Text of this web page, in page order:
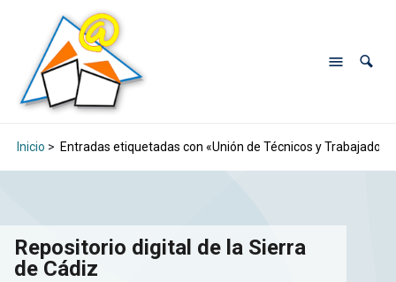
Inicio > Entradas etiquetadas con «Unión de Técnicos y
Repositorio digital de la Sierra
de Cádiz